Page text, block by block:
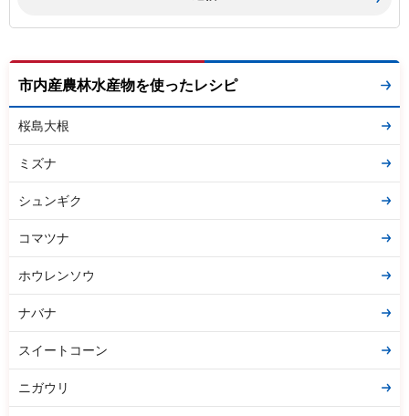
市内産農林水産物を使ったレシピ
桜島大根
ミズナ
シュンギク
コマツナ
ホウレンソウ
ナバナ
スイートコーン
ニガウリ